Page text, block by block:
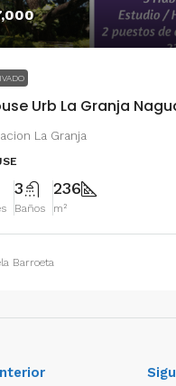
Urb La Granja
La Granja
3
Baños
236
m²
Barroeta